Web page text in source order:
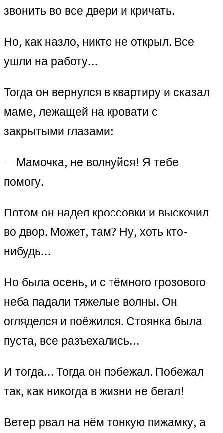
звонить во все двери и кричать.
Но, как назло, никто не открыл. Все
ушли на работу…
Тогда он вернулся в квартиру и сказал
маме, лежащей на кровати с
закрытыми глазами:
— Мамочка, не волнуйся! Я тебе
помогу.
Потом он надел кроссовки и выскочил
во двор. Может, там? Ну, хоть кто-
нибудь…
Но была осень, и с тёмного грозового
неба падали тяжелые волны. Он
огляделся и поёжился. Стоянка была
пуста, все разъехались…
И тогда… Тогда он побежал. Побежал
так, как никогда в жизни не бегал!
Ветер рвал на нём тонкую пижамку, а